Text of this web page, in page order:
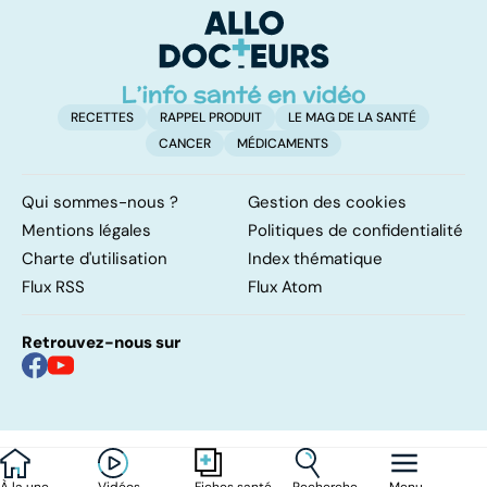
étroits
RECETTES RAPPEL PRODUIT
LE MAG DE LA SANTÉ
CANCER
MÉDICAMENTS
Qui sommes-nous ?
Gestion des cookies
Mentions légales
Politiques de confidentialité
Charte d'utilisation
Index thématique
Flux RSS
Flux Atom
Retrouvez-nous sur